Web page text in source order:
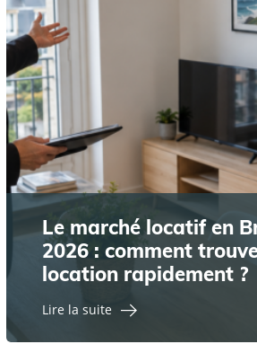
Le marché locatif en
2026 : comment
location rapidement ?
Lire la suite